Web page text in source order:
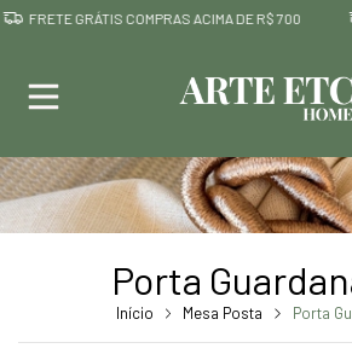
GRÁTIS COMPRAS ACIMA DE R$ 700
Porta
Início Mesa Posta Porta